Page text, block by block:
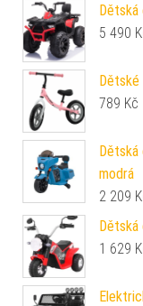
5 490
Dětské
789 Kč
Dětská
modrá
2 209
1 629